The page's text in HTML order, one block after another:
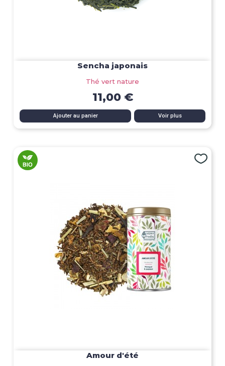
Sencha japonais
Thé vert nature
11,00 €
Ajouter au panier Voir plus
Amour d'été